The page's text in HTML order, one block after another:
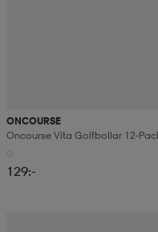
ONCOURSE
Oncourse Vita Golfbollar 12-
129:-